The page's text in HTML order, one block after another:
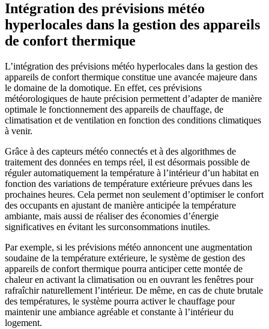
Intégration des prévisions météo
hyperlocales dans la gestion des appareils
de confort thermique
L’intégration des prévisions météo hyperlocales dans la gestion des
appareils de confort thermique constitue une avancée majeure dans
le domaine de la domotique. En effet, ces prévisions
météorologiques de haute précision permettent d’adapter de manière
optimale le fonctionnement des appareils de chauffage, de
climatisation et de ventilation en fonction des conditions climatiques
à venir.
Grâce à des capteurs météo connectés et à des algorithmes de
traitement des données en temps réel, il est désormais possible de
réguler automatiquement la température à l’intérieur d’un habitat en
fonction des variations de température extérieure prévues dans les
prochaines heures. Cela permet non seulement d’optimiser le confort
des occupants en ajustant de manière anticipée la température
ambiante, mais aussi de réaliser des économies d’énergie
significatives en évitant les surconsommations inutiles.
Par exemple, si les prévisions météo annoncent une augmentation
soudaine de la température extérieure, le système de gestion des
appareils de confort thermique pourra anticiper cette montée de
chaleur en activant la climatisation ou en ouvrant les fenêtres pour
rafraîchir naturellement l’intérieur. De même, en cas de chute brutale
des températures, le système pourra activer le chauffage pour
maintenir une ambiance agréable et constante à l’intérieur du
logement.